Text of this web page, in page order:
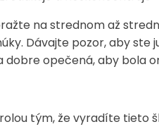
na strednom až
Dávajte pozor, aby ste
opečená, aby bola
tým, že vyradíte tieto